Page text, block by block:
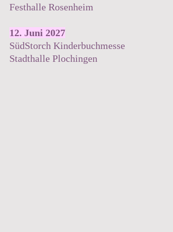
Festhalle Rosenheim
12. Juni 2027
SüdStorch Kinderbuchmesse
Stadthalle Plochingen